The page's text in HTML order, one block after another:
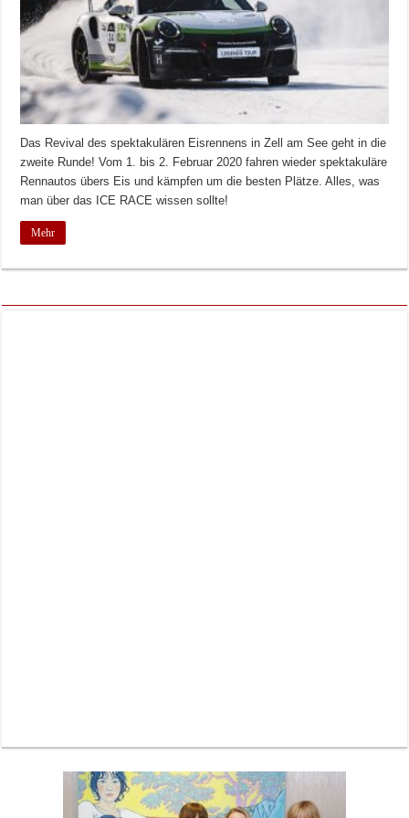
Das Revival des spektakulären Eisrennens in Zell am See geht in die
zweite Runde! Vom 1. bis 2. Februar 2020 fahren wieder spektakuläre
Rennautos übers Eis und kämpfen um die besten Plätze. Alles, was
man über das ICE RACE wissen sollte!
Mehr